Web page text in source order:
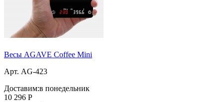
Весы AGAVE Coffee Mini
Арт. AG-423
Доставим:в понедельник
10 296 Р